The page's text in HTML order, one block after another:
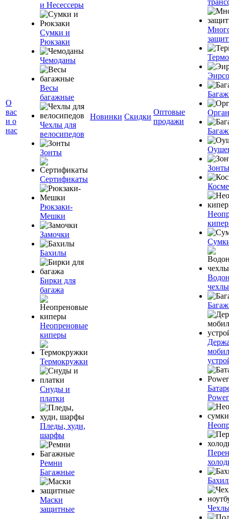
О
вас
и о
нас
и Несессеры
Сумки и
Рюкзаки
Чемоданы
Весы
багажные
Чехлы для
велосипедов
Зонты
Сертификаты
Рюкзаки-
Мешки
Замочки
Бахилы
Бирки для
багажа
Неопреновые
киперы
Термокружки
Снуды и
платки
Пледы, худи,
шарфы
Ремни
Багажные
Маски
защитные
Новинки Скидки
Оптовые
продажи
Зонты